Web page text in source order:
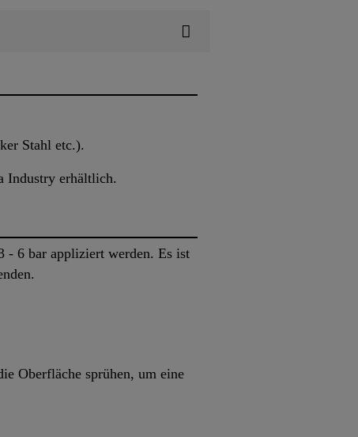
Stahl etc.).
Industry erhältlich.
- 6 bar appliziert werden. Es ist
Oberfläche sprühen, um eine